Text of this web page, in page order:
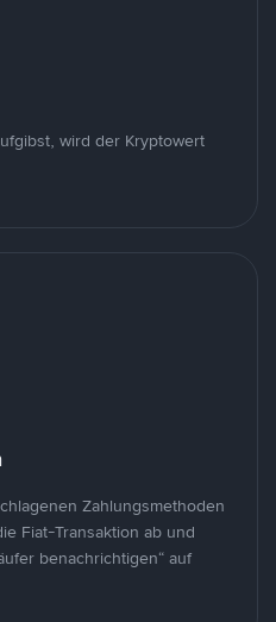
wird der Kryptowert
Zahlungsmethoden
Fiat-Transaktion ab und
benachrichtigen“ auf